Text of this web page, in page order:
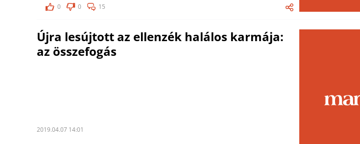
0 0 15
Újra lesújtott az ellenzék halálos karmája:
az összefogás
2019.04.07 14:01